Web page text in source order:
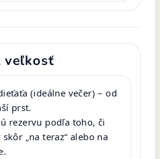
veľkosť
(ideálne večer) – od
prst.
rezervu podľa toho, či
„na teraz“ alebo na